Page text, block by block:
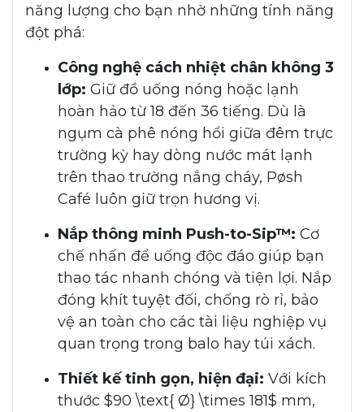
năng lượng cho bạn nhờ những tính năng
đột phá:
Công nghệ cách nhiệt chân không 3
lớp: Giữ đồ uống nóng hoặc lạnh
hoàn hảo từ 18 đến 36 tiếng. Dù là
ngụm cà phê nóng hổi giữa đêm trực
trường kỳ hay dòng nước mát lạnh
trên thao trường nắng cháy, Pøsh
Café luôn giữ trọn hương vị.
Nắp thông minh Push-to-Sip™: Cơ
chế nhấn để uống độc đáo giúp bạn
thao tác nhanh chóng và tiện lợi. Nắp
đóng khít tuyệt đối, chống rò rỉ, bảo
vệ an toàn cho các tài liệu nghiệp vụ
quan trọng trong balo hay túi xách.
Thiết kế tinh gọn, hiện đại: Với kích
thước $90 \text{ Ø} \times 181$ mm,